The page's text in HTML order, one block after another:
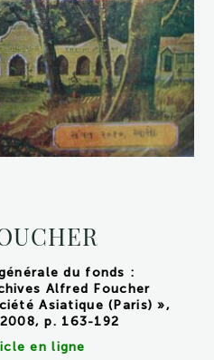
du fonds :
Alfred Foucher
Asiatique (Paris) »,
p. 163-192
en ligne